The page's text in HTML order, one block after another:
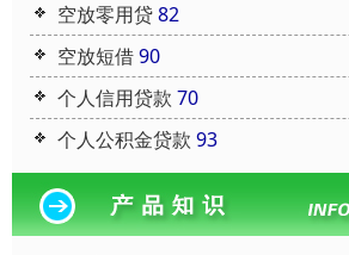
空放零用贷82
空放短借90
个人信用贷款 70
个人公积金贷款 93